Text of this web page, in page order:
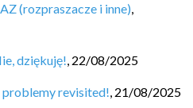
(rozpraszacze i inne),
dziękuję!, 22/08/2025
revisited!, 21/08/2025